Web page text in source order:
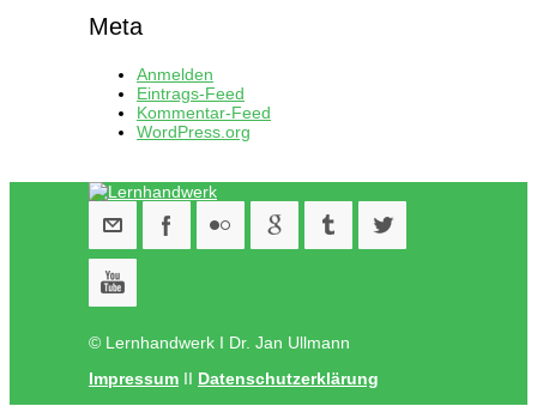
Meta
Anmelden
Eintrags-Feed
Kommentar-Feed
WordPress.org
© Lernhandwerk I Dr. Jan Ullmann
Impressum II Datenschutzerklärung